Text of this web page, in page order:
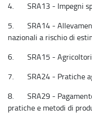
4. SRA13 - Impegni
5. SRA14 -
nazionali a rischio di
6. SRA15 - Agricoltori
7. SRA24 - Pratiche
8. SRA29 -
pratiche e metodi di